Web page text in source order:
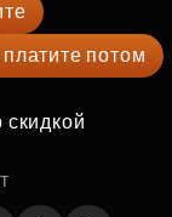
потом
скидкой